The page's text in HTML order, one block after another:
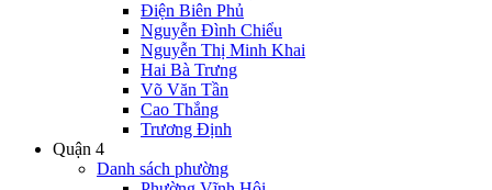
Điện Biên Phủ
Nguyễn Đình Chiểu
Nguyễn Thị Minh Khai
Hai Bà Trưng
Võ Văn Tần
Cao Thắng
Trương Định
Quận 4
Danh sách phường